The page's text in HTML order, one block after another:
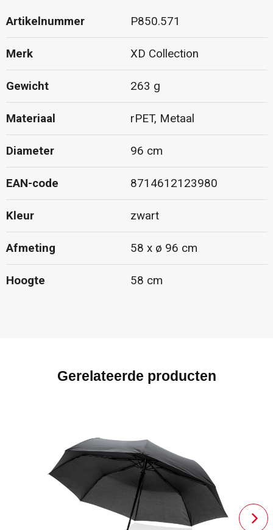
Artikelnummer P850.571
Merk XD Collection
Gewicht 263 g
Materiaal rPET, Metaal
Diameter 96 cm
EAN-code 8714612123980
Kleur zwart
Afmeting 58 x ø 96 cm
Hoogte 58 cm
Gerelateerde producten